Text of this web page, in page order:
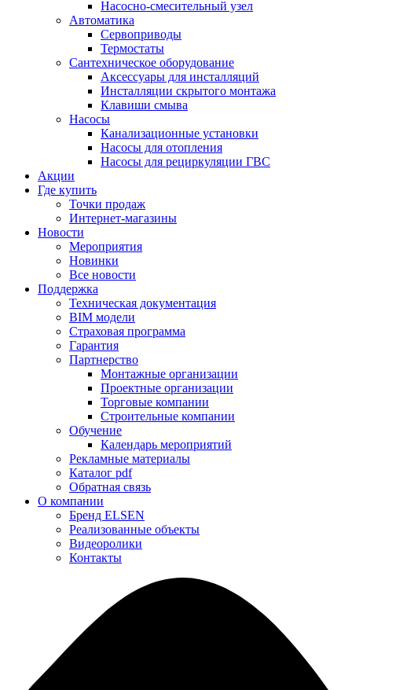
Насосно-смесительный узел
Автоматика
Сервоприводы
Термостаты
Сантехническое оборудование
Аксессуары для инсталляций
Инсталляции скрытого монтажа
Клавиши смыва
Насосы
Канализационные установки
Насосы для отопления
Насосы для рециркуляции ГВС
Акции
Где купить
Точки продаж
Интернет-магазины
Новости
Мероприятия
Новинки
Все новости
Поддержка
Техническая документация
BIM модели
Страховая программа
Гарантия
Партнерство
Монтажные организации
Проектные организации
Торговые компании
Строительные компании
Обучение
Календарь мероприятий
Рекламные материалы
Каталог pdf
Обратная связь
О компании
Бренд ELSEN
Реализованные объекты
Видеоролики
Контакты